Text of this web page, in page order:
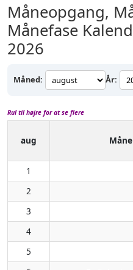
Måneopgang,
Månefase
2026
Måned: År:
Rul til højre for at se flere
aug
Måne
1
2
3
4
5